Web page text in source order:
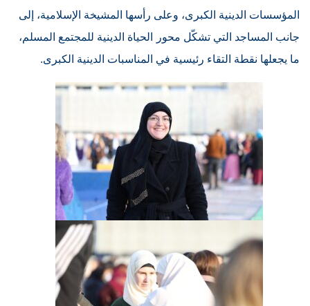
المؤسسات الدينية الكبرى، وعلى رأسها المشيخة الإسلامية، إلى
جانب المساجد التي تشكّل محور الحياة الدينية للمجتمع المسلم،
ما يجعلها نقطة التقاء رئيسية في المناسبات الدينية الكبرى.